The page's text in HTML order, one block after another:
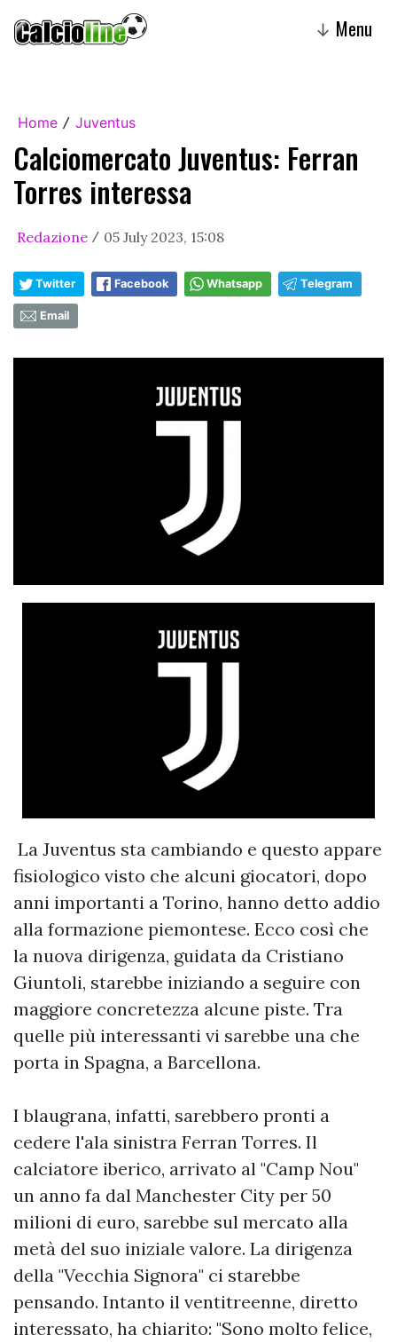
↓ Menu
Home / Juventus
Calciomercato Juventus: Ferran
Torres interessa
Redazione / 05 July 2023, 15:08
Twitter Facebook Whatsapp Telegram
Email
La Juventus sta cambiando e questo appare
fisiologico visto che alcuni giocatori, dopo
anni importanti a Torino, hanno detto addio
alla formazione piemontese. Ecco così che
la nuova dirigenza, guidata da Cristiano
Giuntoli, starebbe iniziando a seguire con
maggiore concretezza alcune piste. Tra
quelle più interessanti vi sarebbe una che
porta in Spagna, a Barcellona.
I blaugrana, infatti, sarebbero pronti a
cedere l'ala sinistra Ferran Torres. Il
calciatore iberico, arrivato al "Camp Nou"
un anno fa dal Manchester City per 50
milioni di euro, sarebbe sul mercato alla
metà del suo iniziale valore. La dirigenza
della "Vecchia Signora" ci starebbe
pensando. Intanto il ventitreenne, diretto
interessato, ha chiarito: "Sono molto felice,